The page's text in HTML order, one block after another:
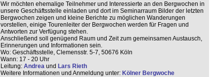
Wir möchten ehemalige Teilnehmer und Interessierte an den Bergwochen in
unsere Geschäftsstelle einladen und dort im Seminarraum Bilder der letzten
Bergwochen zeigen und kleine Berichte zu möglichen Wanderungen
vorstellen, einige Tourenleiter der Bergwochen werden für Fragen und
Antworten zur Verfügung stehen.
Anschließend soll genügend Raum und Zeit zum gemeinsamen Austausch,
Erinnerungen und Informationen sein.
Wo: Geschäftsstelle, Clemensstr. 5-7, 50676 Köln
Wann: 17 - 20 Uhr
Leitung: Andreaund Lars Rieth
Weitere Informationen und Anmeldung unter: Kölner Bergwoche